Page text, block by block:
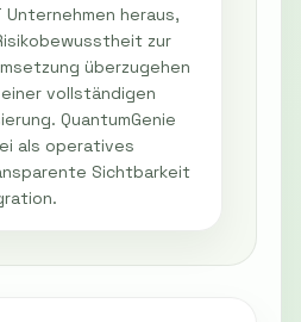
heraus,
zur
überzugehen
vollständigen
QuantumGenie
als operatives
Sichtbarkeit